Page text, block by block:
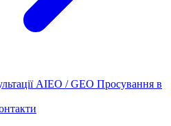
AIEO / GEO Просування в